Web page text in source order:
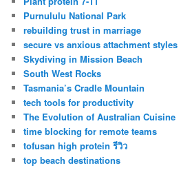
Purnululu National Park
rebuilding trust in marriage
secure vs anxious attachment styles
Skydiving in Mission Beach
South West Rocks
Tasmania’s Cradle Mountain
tech tools for productivity
The Evolution of Australian Cuisine
time blocking for remote teams
tofusan high protein รีวิว
top beach destinations